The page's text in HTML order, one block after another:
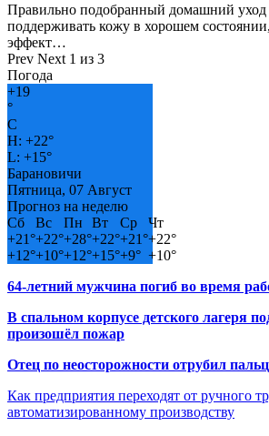
Правильно подобранный домашний уход
поддерживать кожу в хорошем
эффект…
Prev Next 1 из 3
Погода
+19
°
C
H: +22°
L: +15°
Барановичи
Пятница, 07 Август
Прогноз на неделю
Сб
Вс Пн Вт Ср
Чт
+21°+22°+28°+22°+21°+22°
+12°+10°+12°+15°+9° +10°
64-летний мужчина погиб во время
В спальном корпусе детского лагеря
произошёл пожар
Отец по неосторожности отрубил
Как предприятия переходят от ручного
автоматизированному производству